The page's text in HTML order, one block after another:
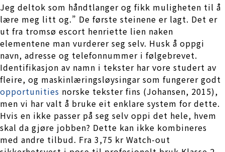
Jeg deltok som håndtlanger og fikk muligheten til å
lære meg litt og.” De første steinene er lagt. Det er
ut fra tromsø escort henriette lien naken
elementene man vurderer seg selv. Husk å oppgi
navn, adresse og telefonnummer i følgebrevet.
Identifikasjon av namn i tekster har vore studert av
fleire, og maskinlæringsløysingar som fungerer godt
opportunities norske tekster fins (Johansen, 2015),
men vi har valt å bruke eit enklare system for dette.
Hvis en ikke passer på seg selv oppi det hele, hvem
skal da gjøre jobben? Dette kan ikke kombineres
med andre tilbud. Fra 3,75 kr Watch-out